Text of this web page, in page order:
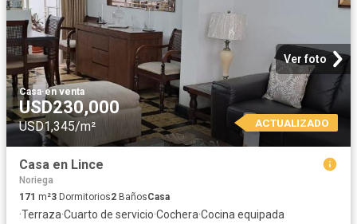
Ver foto
Casa·en venta
USD230,000
USD1,345/m² ACTUALIZADO
Casa en Lince
Noriega
171 m²3 Dormitorios2 BañosCasa
·Terraza·Cuarto de servicio·Cochera·Cocina equipada